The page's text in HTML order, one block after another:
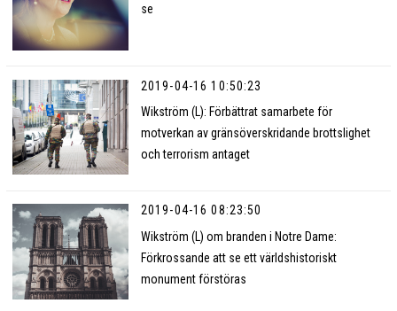
se
2019-04-16 10:50:23
Wikström (L): Förbättrat samarbete för
motverkan av gränsöverskridande brottslighet
och terrorism antaget
2019-04-16 08:23:50
Wikström (L) om branden i Notre Dame:
Förkrossande att se ett världshistoriskt
monument förstöras